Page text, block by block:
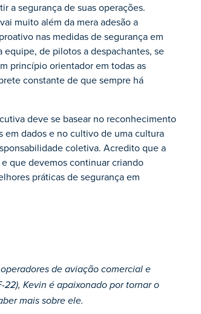
a segurança de suas operações.
muito além da mera adesão a
nas medidas de segurança em
de pilotos a despachantes, se
princípio orientador em todas as
constante de que sempre há
deve se basear no reconhecimento
em dados e no cultivo de uma cultura
coletiva. Acredito que a
que devemos continuar criando
práticas de segurança em
de aviação comercial e
Kevin é apaixonado por tornar o
mais sobre ele.